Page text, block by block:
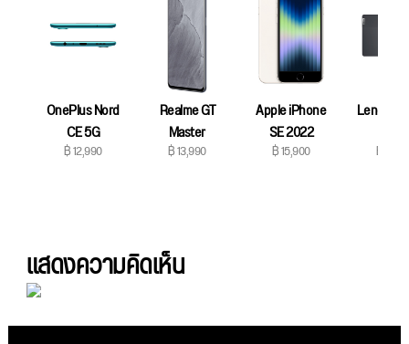
OnePlus Nord
CE 5G
฿ 12,990
Realme GT
Master
฿ 13,990
Apple iPhone
SE 2022
฿ 15,900
Lenovo
฿
แสดงความคิดเห็น